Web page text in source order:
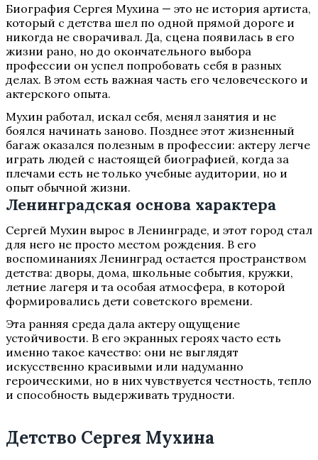
Биография Сергея Мухина — это не история артиста,
который с детства шел по одной прямой дороге и
никогда не сворачивал. Да, сцена появилась в его
жизни рано, но до окончательного выбора
профессии он успел попробовать себя в разных
делах. В этом есть важная часть его человеческого и
актерского опыта.
Мухин работал, искал себя, менял занятия и не
боялся начинать заново. Позднее этот жизненный
багаж оказался полезным в профессии: актеру легче
играть людей с настоящей биографией, когда за
плечами есть не только учебные аудитории, но и
опыт обычной жизни.
Ленинградская основа характера
Сергей Мухин вырос в Ленинграде, и этот город стал
для него не просто местом рождения. В его
воспоминаниях Ленинград остается пространством
детства: дворы, дома, школьные события, кружки,
летние лагеря и та особая атмосфера, в которой
формировались дети советского времени.
Эта ранняя среда дала актеру ощущение
устойчивости. В его экранных героях часто есть
именно такое качество: они не выглядят
искусственно красивыми или надуманно
героическими, но в них чувствуется честность, тепло
и способность выдерживать трудности.
Детство Сергея Мухина